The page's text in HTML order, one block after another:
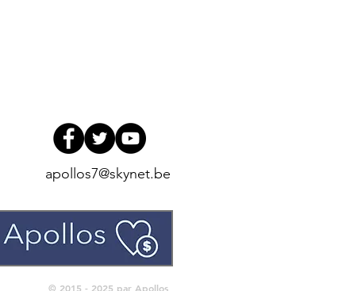
apollos7@skynet.be
© 2015 - 2025 par Apollos